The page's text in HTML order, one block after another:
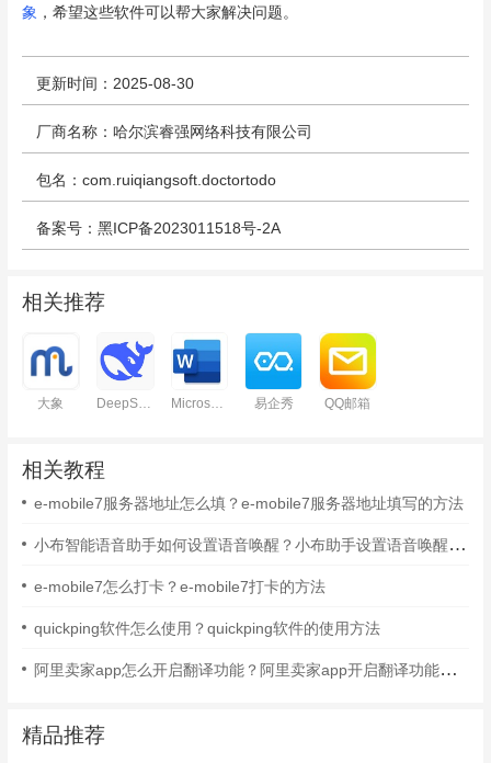
象 ，希望这些软件可以帮大家解决问题。
更新时间：2025-08-30
厂商名称：哈尔滨睿强网络科技有限公司
包名：com.ruiqiangsoft.doctortodo
备案号：黑ICP备2023011518号-2A
相关推荐
大象 DeepSeek Microsoft Word 易企秀 QQ邮箱
相关教程
e-mobile7服务器地址怎么填？e-mobile7服务器地址填写的方法
小布智能语音助手如何设置语音唤醒？小布助手设置语音唤醒的方法
e-mobile7怎么打卡？e-mobile7打卡的方法
quickping软件怎么使用？quickping软件的使用方法
阿里卖家app怎么开启翻译功能？阿里卖家app开启翻译功能的方法
精品推荐